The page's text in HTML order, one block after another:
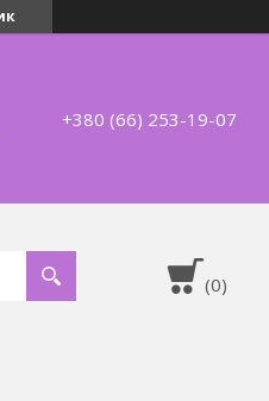
+380 (66) 253-19-07